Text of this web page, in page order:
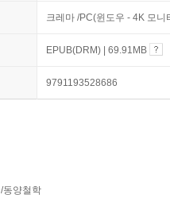
크레마 /PC(윈도우 - 4K 모
EPUB(DRM) | 69.91MB
9791193528686
동양철학